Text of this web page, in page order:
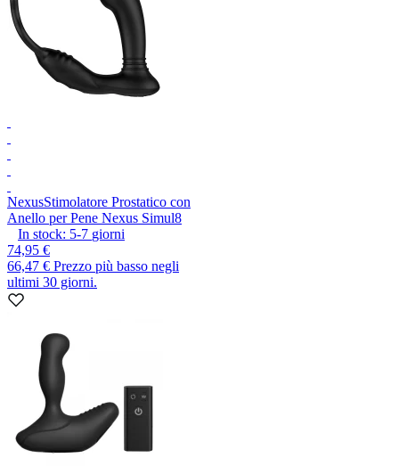
NexusStimolatore Prostatico con
Anello per Pene Nexus Simul8
In stock: 5-7 giorni
74,95 €
66,47 € Prezzo più basso negli
ultimi 30 giorni.